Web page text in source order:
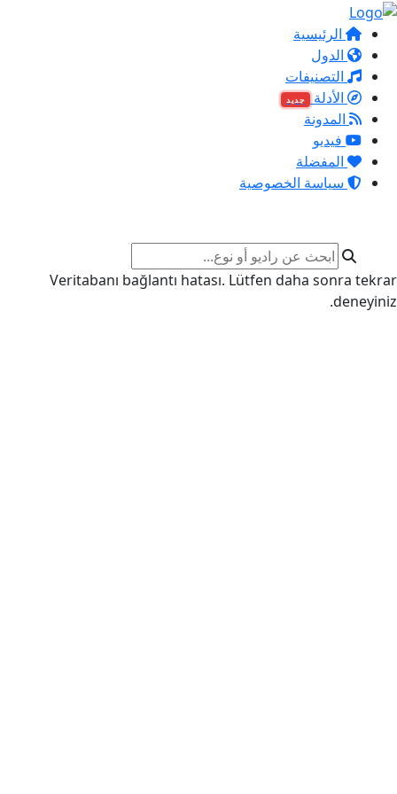
الرئيسية
الدول
التصنيفات
الأدلة
جديد
المدونة
فيديو
المفضلة
سياسة الخصوصية
Veritabanı bağlantı hatası. Lütfen daha sonra tekrar
deneyiniz.